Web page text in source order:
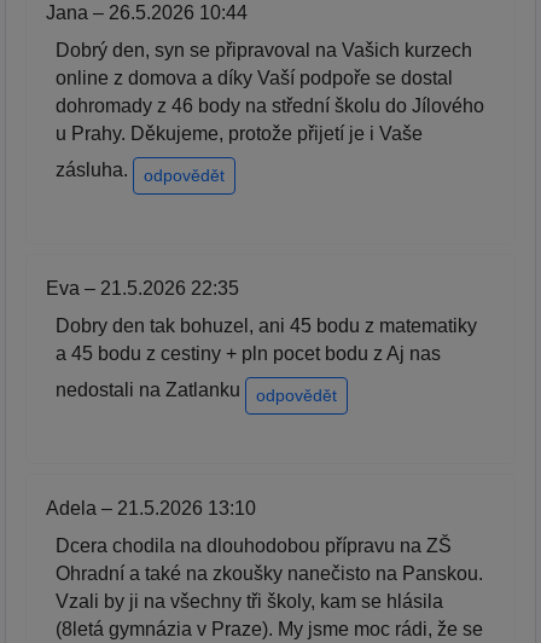
Jana – 26.5.2026 10:44
Dobrý den, syn se připravoval na Vašich kurzech
online z domova a díky Vaší podpoře se dostal
dohromady z 46 body na střední školu do Jílového
u Prahy. Děkujeme, protože přijetí je i Vaše
zásluha.
odpovědět
Eva – 21.5.2026 22:35
Dobry den tak bohuzel, ani 45 bodu z matematiky
a 45 bodu z cestiny + pln pocet bodu z Aj nas
nedostali na Zatlanku
odpovědět
Adela – 21.5.2026 13:10
Dcera chodila na dlouhodobou přípravu na ZŠ
Ohradní a také na zkoušky nanečisto na Panskou.
Vzali by ji na všechny tři školy, kam se hlásila
(8letá gymnázia v Praze). My jsme moc rádi, že se